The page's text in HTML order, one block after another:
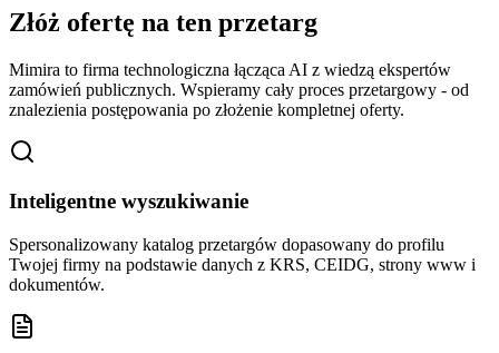
Złóż ofertę na ten przetarg
Mimira to firma technologiczna łącząca AI z wiedzą ekspertów
zamówień publicznych. Wspieramy cały proces przetargowy - od
znalezienia postępowania po złożenie kompletnej oferty.
Inteligentne wyszukiwanie
Spersonalizowany katalog przetargów dopasowany do profilu
Twojej firmy na podstawie danych z KRS, CEIDG, strony www i
dokumentów.